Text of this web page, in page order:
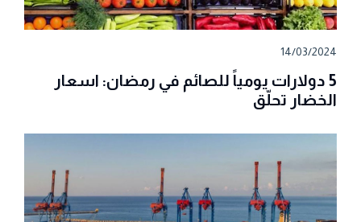
14/03/2024
5 دولارات يومياً للصائم في رمضان: اسعار
الخضار تحلّق